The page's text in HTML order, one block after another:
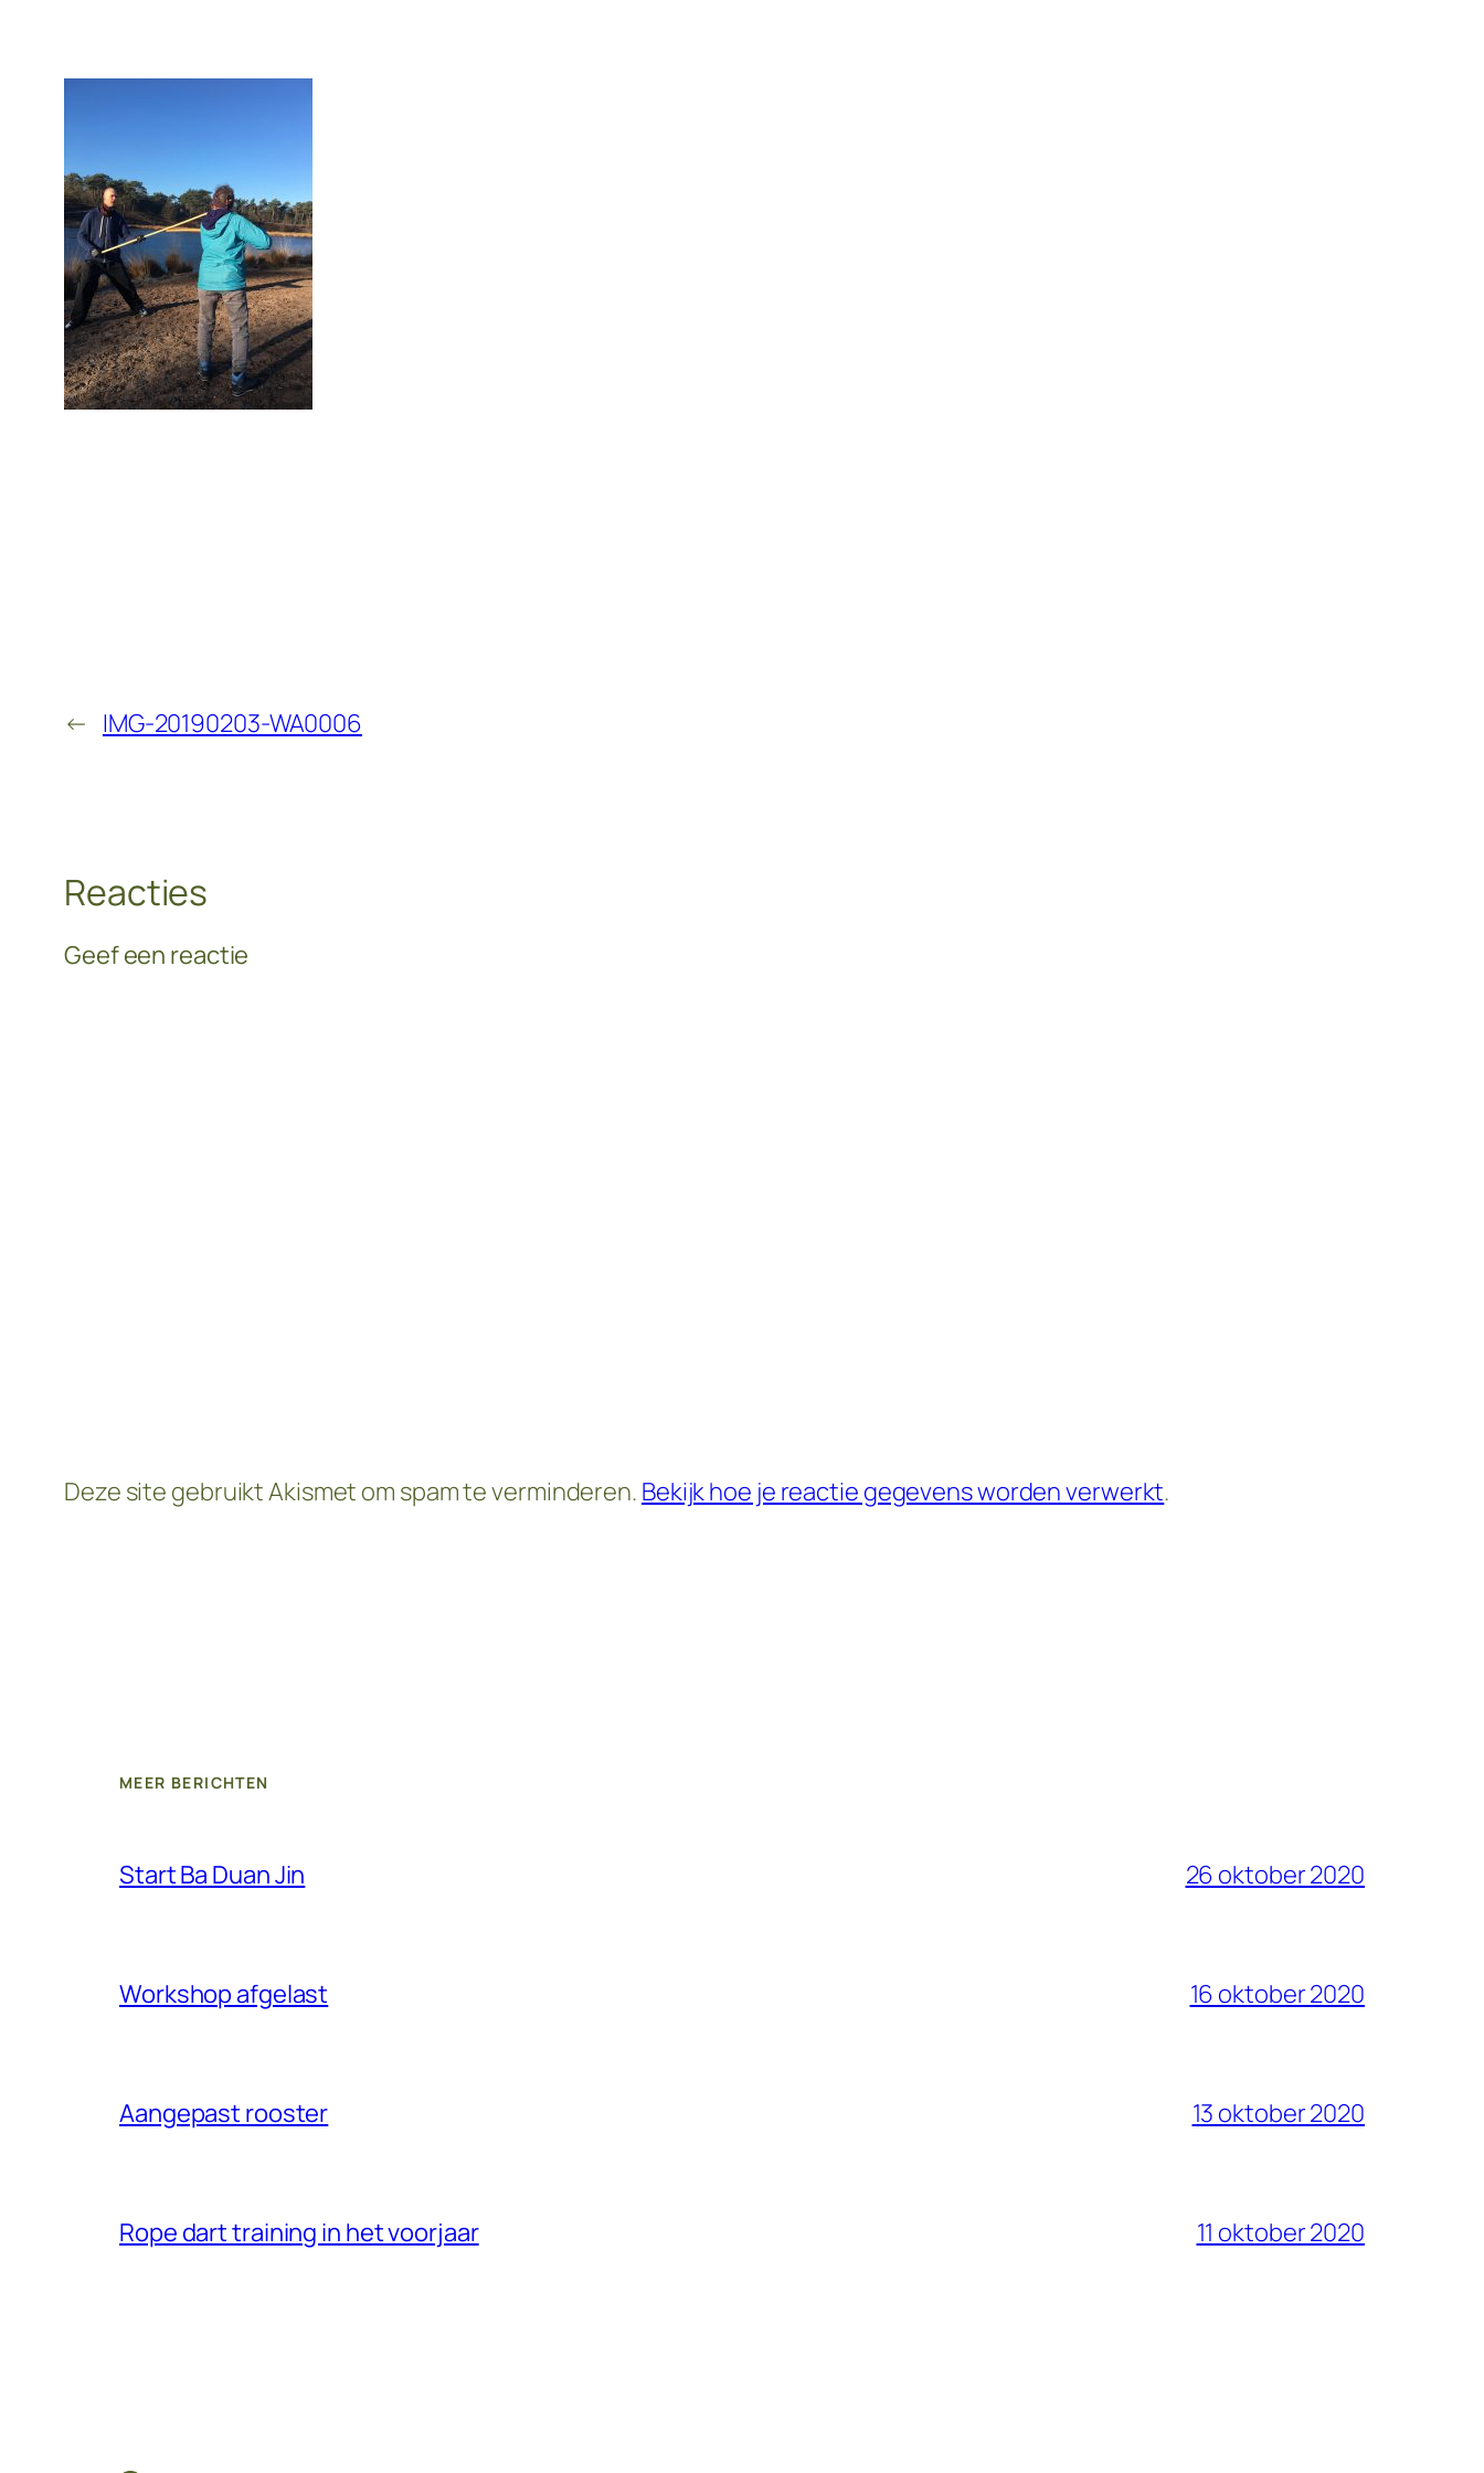
← IMG-20190203-WA0006
Reacties
Geef een reactie
Deze site gebruikt Akismet om spam te verminderen. Bekijk hoe je reactie gegevens worden verwerkt.
MEER BERICHTEN
Start Ba Duan Jin 26 oktober 2020
Workshop afgelast 16 oktober 2020
Aangepast rooster 13 oktober 2020
Rope dart training in het voorjaar 11 oktober 2020